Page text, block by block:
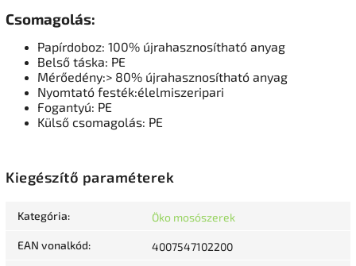
Csomagolás:
Papírdoboz: 100% újrahasznosítható anyag
Belső táska: PE
Mérőedény:> 80% újrahasznosítható anyag
Nyomtató festék:élelmiszeripari
Fogantyú: PE
Külső csomagolás: PE
Kiegészítő paraméterek
Kategória: Öko mosószerek
EAN vonalkód: 4007547102200